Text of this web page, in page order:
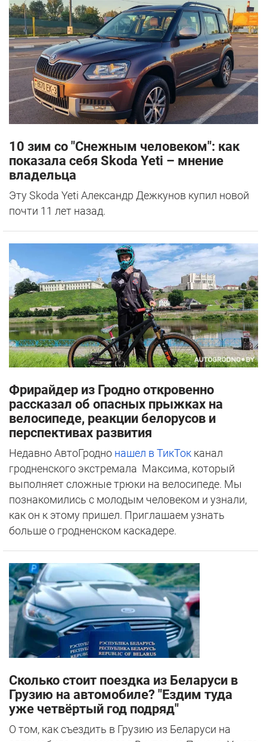
10 зим со "Снежным человеком": как
показала себя Skoda Yeti – мнение
владельца
Эту Skoda Yeti Александр Дежкунов купил новой
почти 11 лет назад.
Фрирайдер из Гродно откровенно
рассказал об опасных прыжках на
велосипеде, реакции белорусов и
перспективах развития
Недавно АвтоГродно нашел в ТикТок канал
гродненского экстремала Максима, который
выполняет сложные трюки на велосипеде. Мы
познакомились с молодым человеком и узнали,
как он к этому пришел. Приглашаем узнать
больше о гродненском каскадере.
Сколько стоит поездка из Беларуси в
Грузию на автомобиле? "Ездим туда
уже четвёртый год подряд"
О том, как съездить в Грузию из Беларуси на